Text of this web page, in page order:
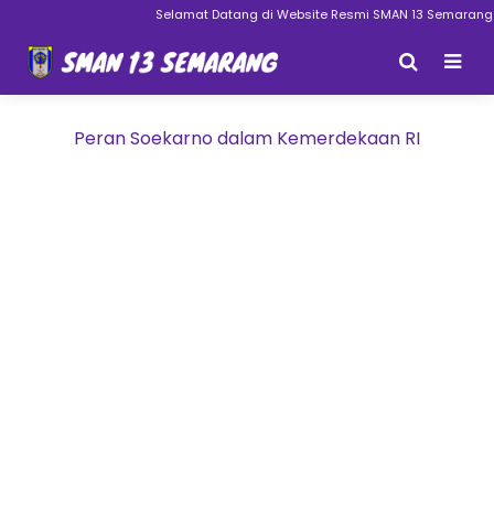
Selamat Datang di Website Resmi SMAN 13 Semarang
Peran Soekarno dalam Kemerdekaan RI